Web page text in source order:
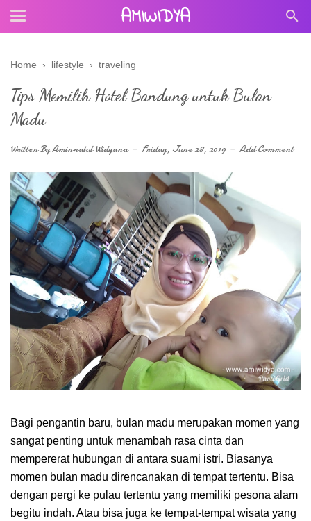
AMIWIDYA
Home › lifestyle › traveling
Tips Memilih Hotel Bandung untuk Bulan
Madu
Written ByAminnatul Widyana Friday, June 28, 2019 Add Comment
Bagi pengantin baru, bulan madu merupakan momen yang
sangat penting untuk menambah rasa cinta dan
mempererat hubungan di antara suami istri. Biasanya
momen bulan madu direncanakan di tempat tertentu. Bisa
dengan pergi ke pulau tertentu yang memiliki pesona alam
begitu indah. Atau bisa juga ke tempat-tempat wisata yang